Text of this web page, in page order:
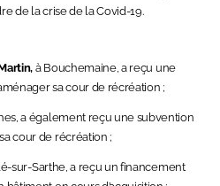
de la crise de la Covid-19.
à Bouchemaine, a reçu une
sa cour de récréation ;
a également reçu une subvention
cour de récréation ;
sur-Sarthe, a reçu un financement